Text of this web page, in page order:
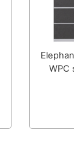
Elephant
WPC